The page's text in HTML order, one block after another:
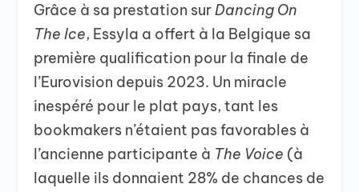
Grâce à sa prestation surDancing On
The Ice, Essyla a offert à la Belgique sa
première qualification pour la finale de
l’Eurovision depuis 2023. Un miracle
inespéré pour le plat pays, tant les
bookmakers n’étaient pas favorables à
l’ancienne participante à The Voice (à
laquelle ils donnaient 28% de chances de